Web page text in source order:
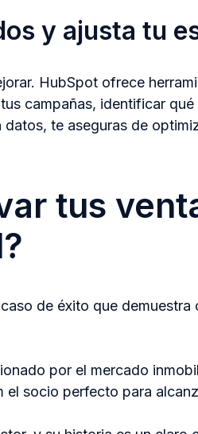
y ajusta tu
HubSpot ofrece
campañas, identificar
te aseguras de
tus
de éxito que demuestra
por el mercado
socio perfecto para